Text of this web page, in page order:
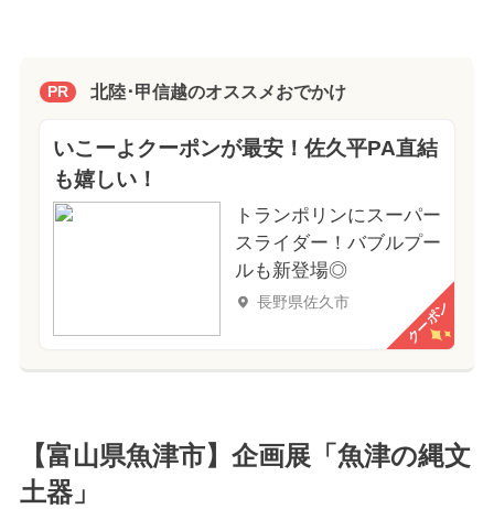
PR 北陸･甲信越のオススメおでかけ
いこーよクーポンが最安！佐久平PA直結
も嬉しい！
トランポリンにスーパー
スライダー！バブルプー
ルも新登場◎
長野県佐久市 クーポン
【富山県魚津市】企画展「魚津の縄文
土器」